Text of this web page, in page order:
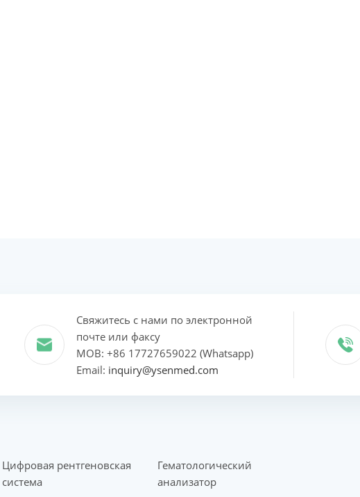
Свяжитесь с нами по электронной
почте или факсу
MOB: +86 17727659022 (Whatsapp)
Email: inquiry@ysenmed.com
Цифровая рентгеновская
система
Гематологический
анализатор